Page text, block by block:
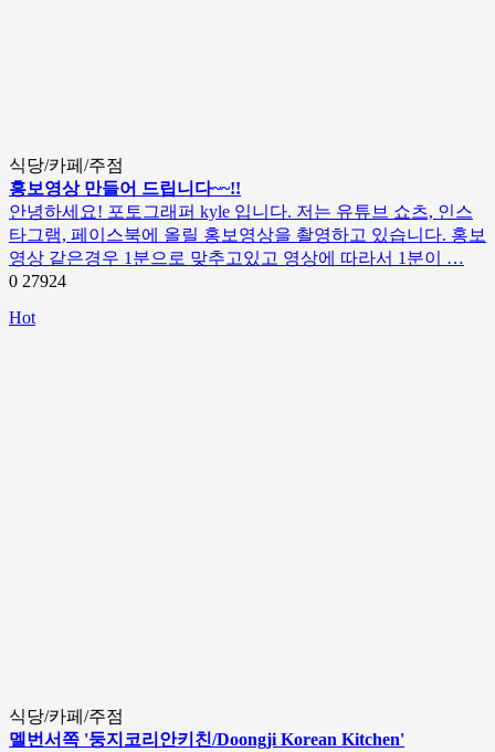
식당/카페/주점
홍보영상 만들어 드립니다~~!!
안녕하세요! 포토그래퍼 kyle 입니다. 저는 유튜브 쇼츠, 인스
타그램, 페이스북에 올릴 홍보영상을 촬영하고 있습니다. 홍보
영상 같은경우 1분으로 맞추고있고 영상에 따라서 1분이 …
0 27924
Hot
식당/카페/주점
멜번서쪽 '둥지코리안키친/Doongji Korean Kitchen'